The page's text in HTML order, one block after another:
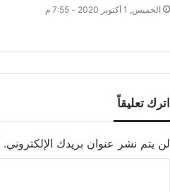
الخميس, 1 أكتوبر 2020 - 7:55 م
اترك تعليقاً
لن يتم نشر عنوان بريدك الإلكتروني.